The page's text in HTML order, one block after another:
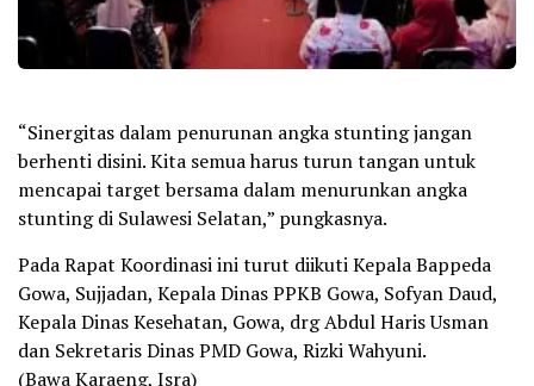
“Sinergitas dalam penurunan angka stunting jangan
berhenti disini. Kita semua harus turun tangan untuk
mencapai target bersama dalam menurunkan angka
stunting di Sulawesi Selatan,” pungkasnya.
Pada Rapat Koordinasi ini turut diikuti Kepala Bappeda
Gowa, Sujjadan, Kepala Dinas PPKB Gowa, Sofyan Daud,
Kepala Dinas Kesehatan, Gowa, drg Abdul Haris Usman
dan Sekretaris Dinas PMD Gowa, Rizki Wahyuni.
(Bawa Karaeng, Isra)